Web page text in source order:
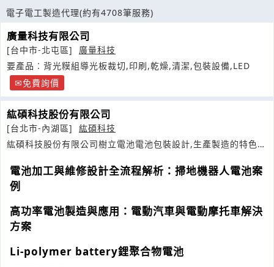
電子電工製造代理(約有4708筆服務)
廣量科技有限公司
[台中市-北屯區]
廣量科技
要產品︰背光糢組導光板裁切,印刷,乾燥,清潔,包裝設備,LED
免費詢價
紘碩科技股份有限公司
[台北市-內湖區]
紘碩科技
紘碩科技股份有限公司樹立電池電池包裝設計,生產製造的特色,
電池加工與維修設計全流程解析：掃地機器人電池案
例
高功率電池製造與應用：電動汽車與電動摩托車解決
方案
Li-polymer battery鋰聚合物電池